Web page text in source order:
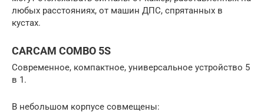
любых расстояниях, от машин ДПС, спрятанных в
кустах.
CARCAM COMBO 5S
Современное, компактное, универсальное устройство 5
в 1.
В небольшом корпусе совмещены: